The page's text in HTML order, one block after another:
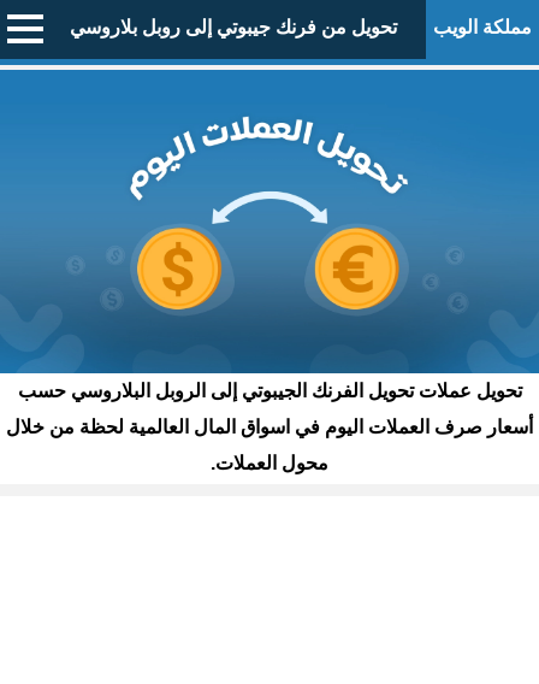
مملكة الويب تحويل من فرنك جيبوتي إلى روبل بلاروسي
تحويل عملات تحويل الفرنك الجيبوتي إلى الروبل البلاروسي حسب
أسعار صرف العملات اليوم في اسواق المال العالمية لحظة من خلال
محول العملات.